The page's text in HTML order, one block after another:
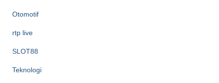
Otomotif
rtp live
SLOT88
Teknologi